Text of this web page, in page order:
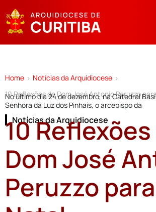
Home > Notícias da Arquidiocese >
10 Reflexões de Dom José Antonio Peruzzo
No último dia 24 de dezembro, na Catedral
Senhora da Luz dos Pinhais, o arcebispo da
Notícias da Arquidiocese
10
Dom José
Peruzzo